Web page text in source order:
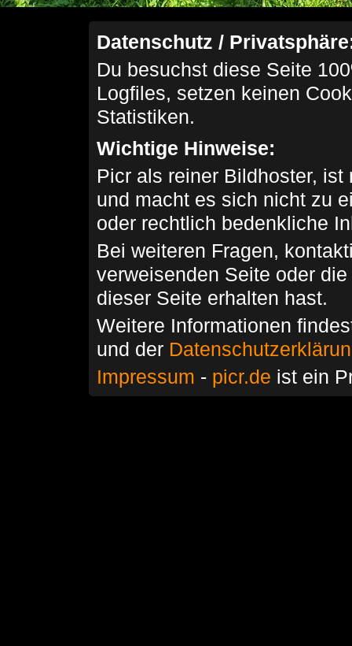
Datenschutz /
Du besuchst diese Seite
Logfiles, setzen keinen
Statistiken.
Wichtige Hinweise:
Picr als reiner Bildhoster,
und macht es sich nicht zu
oder rechtlich bedenkliche
Bei weiteren Fragen,
verweisenden Seite oder
dieser Seite erhalten hast.
Weitere Informationen
und der
Impressum - picr.de ist ein